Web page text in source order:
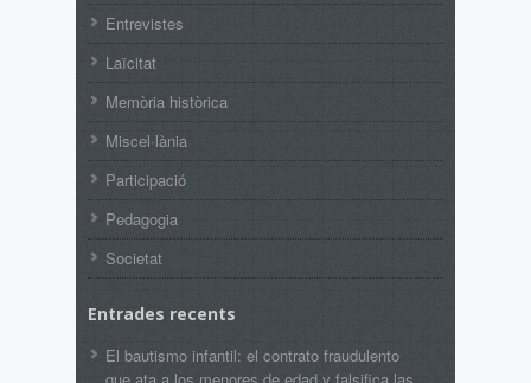
Entrevistes
Laïcitat
Memòria històrica
Miscel·lània
Participació
Pedagogia
Societat
Entrades recents
El bautismo infantil: el contrato fraudulento